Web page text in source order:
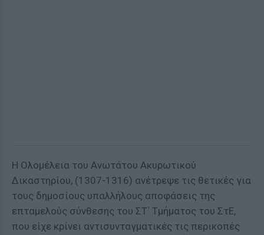
Η Ολομέλεια του Ανωτάτου Ακυρωτικού
Δικαστηρίου, (1307-1316) ανέτρεψε τις θετικές για
τους δημοσίους υπαλλήλους αποφάσεις της
επταμελούς σύνθεσης του ΣΤ΄ Τμήματος του ΣτΕ,
που είχε κρίνει αντισυνταγματικές τις περικοπές